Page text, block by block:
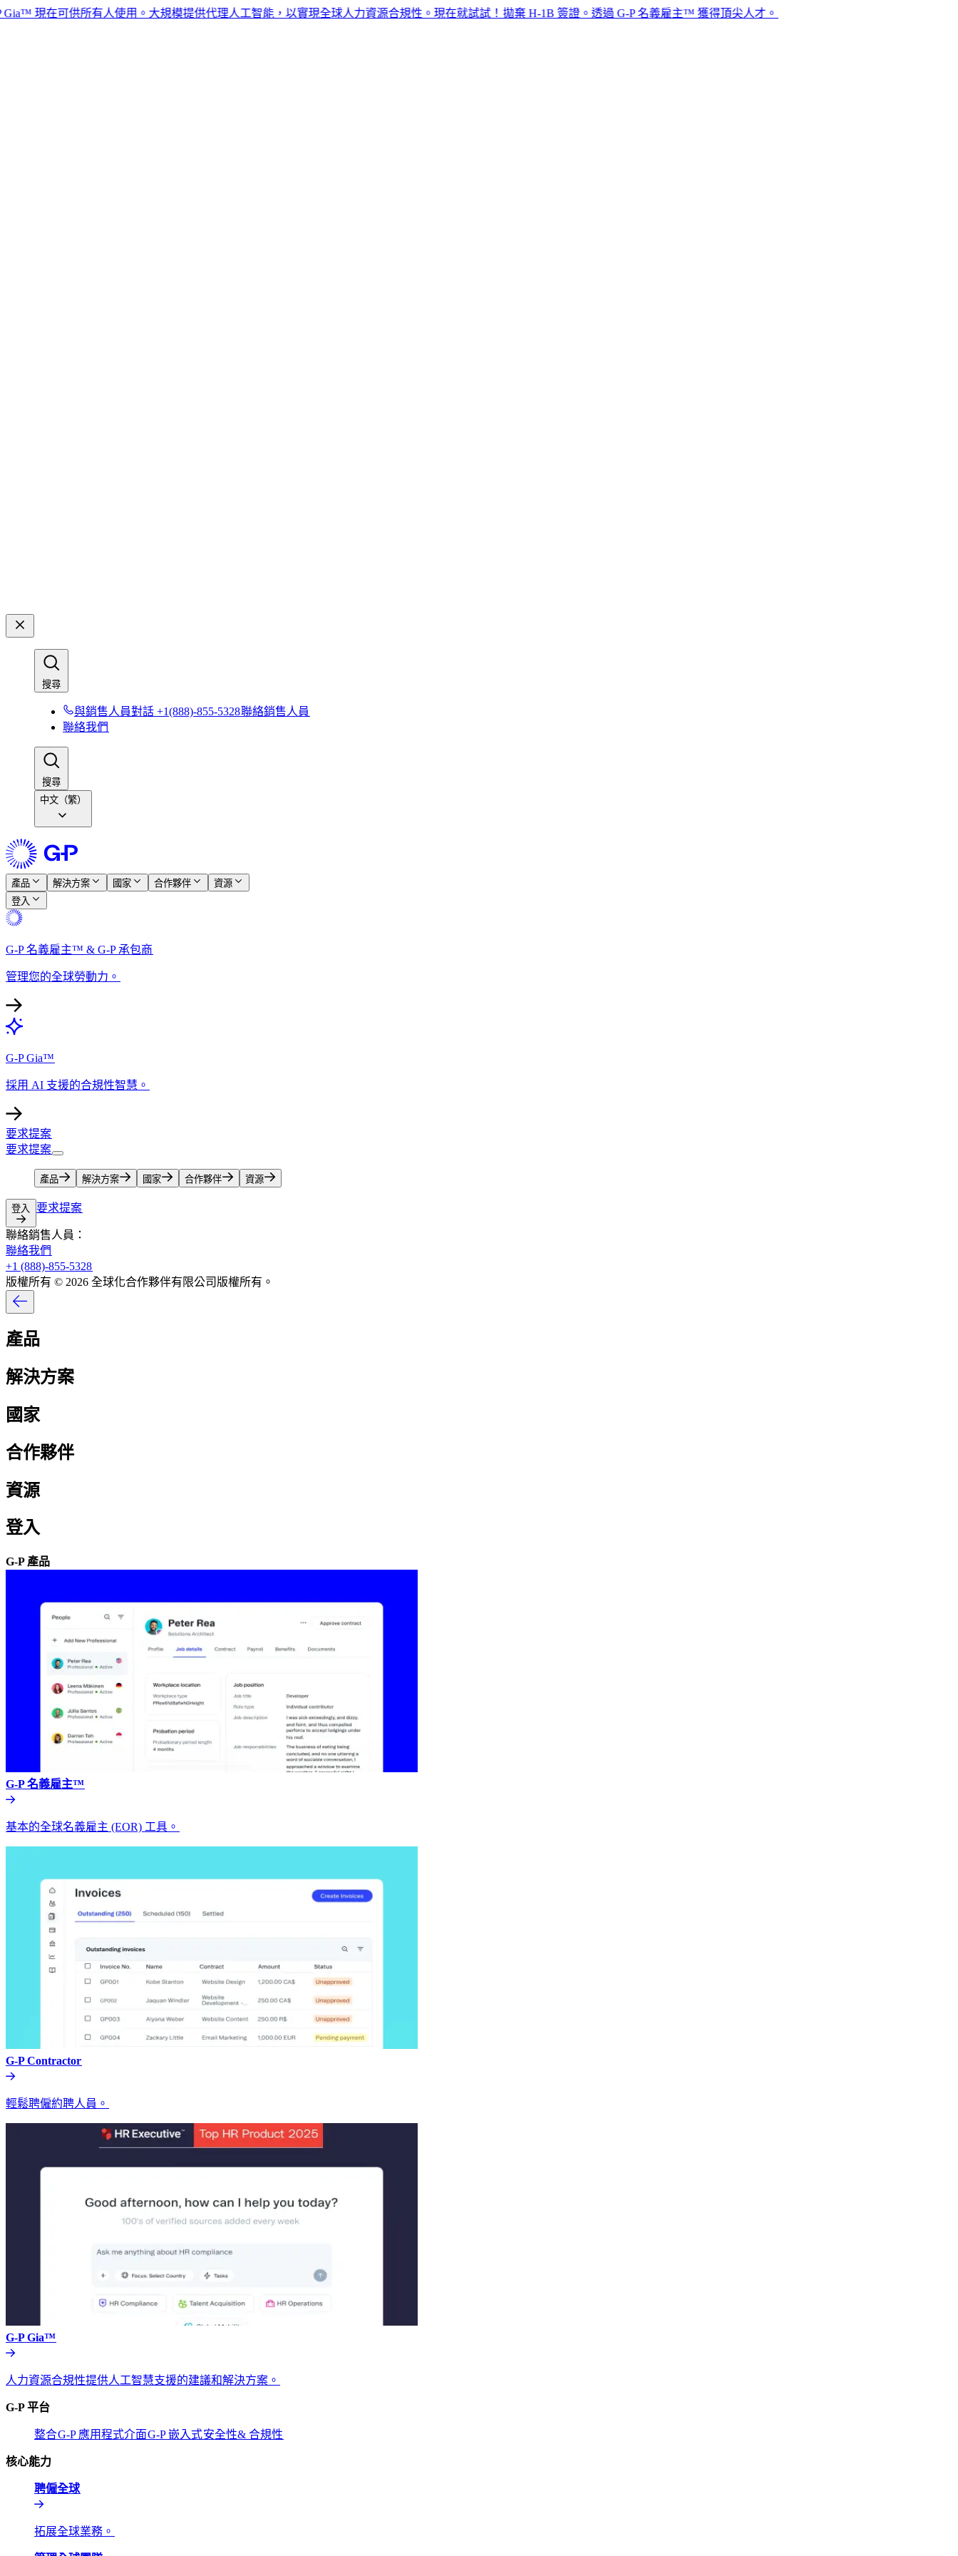
可供所有人使用。大規模提供代理人工智能，以實現全球人力資源合規性。現在就試試！​​拋棄 H-1B 簽證。透過 G-P 名義雇主™ 獲得頂尖人才。​​
搜尋​​
與銷售人員對話 +1(888)-855-5328​​聯絡銷售人員​​
聯絡我們​​
搜尋​​
中文（繁）
產品​​ 解決方案​​ 國家​​ 合作夥伴​​
資源​​
登入​​
G-P 名義雇主™ & G-P 承包商​​
管理您的全球勞動力。​​
G-P Gia™​​
採用 AI 支援的合規性智慧。​​
要求提案​​
要求提案​​
產品​​ 解決方案​​ 國家​​ 合作夥伴​​ 資源​​
登入​​ 要求提案​​
聯絡銷售人員：​​
聯絡我們​​
+1 (888)-855-5328​​
版權所有 © 2026 全球化合作夥伴有限公司版權所有。​​
產品​​
解決方案​​
國家​​
合作夥伴​​
資源​​
登入​​
G-P 產品​​
G-P 名義雇主™​​
基本的全球名義雇主 (EOR) 工具。​​
G-P Contractor​​
輕鬆聘僱約聘人員。​​
G-P Gia™​​
人力資源合規性提供人工智慧支援的建議和解決方案。​​
G-P 平台​​
整合​​G-P 應用程式介面​​G-P 嵌入式​​安全性& 合規性​​
核心能力​​
聘僱全球​​
拓展全球業務。​​